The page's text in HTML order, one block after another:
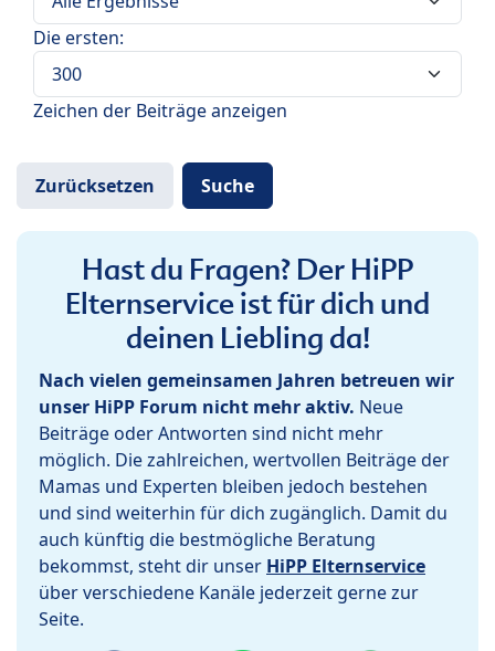
Die ersten:
Zeichen der Beiträge anzeigen
Hast du Fragen? Der HiPP
Elternservice ist für dich und
deinen Liebling da!
Nach vielen gemeinsamen Jahren betreuen wir
unser HiPP Forum nicht mehr aktiv. Neue
Beiträge oder Antworten sind nicht mehr
möglich. Die zahlreichen, wertvollen Beiträge der
Mamas und Experten bleiben jedoch bestehen
und sind weiterhin für dich zugänglich. Damit du
auch künftig die bestmögliche Beratung
bekommst, steht dir unser HiPP Elternservice
über verschiedene Kanäle jederzeit gerne zur
Seite.